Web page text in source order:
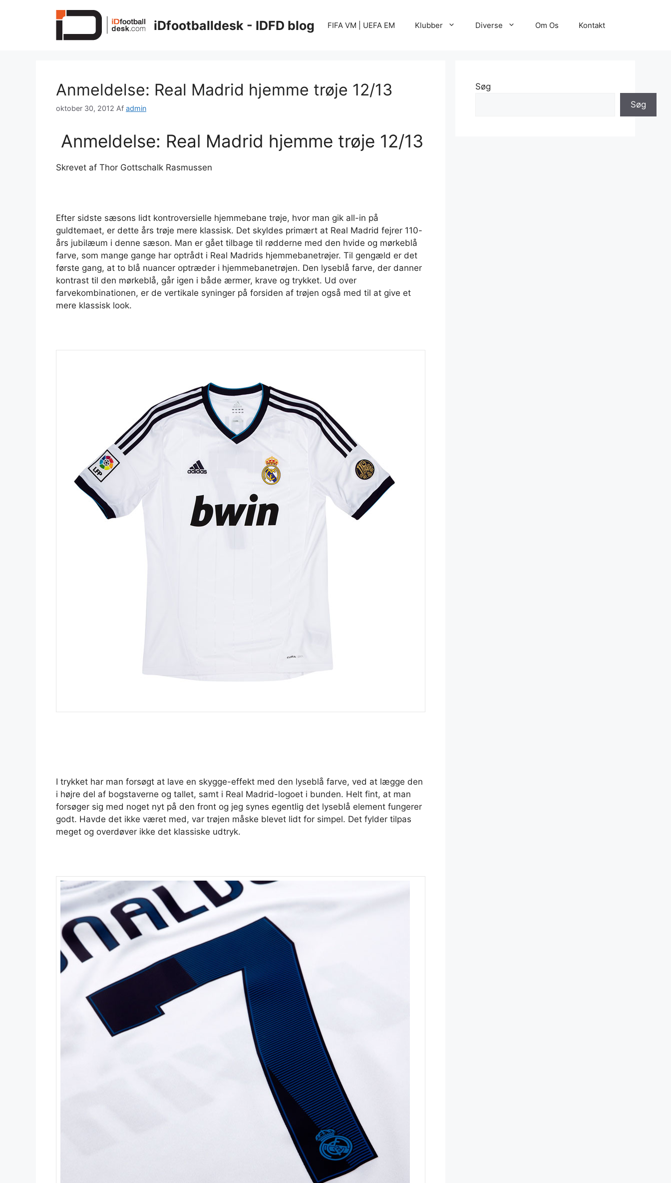
iDfootballdesk - IDFD blog FIFA VM | UEFA EM Klubber Diverse Om Os Kontakt
Anmeldelse: Real Madrid hjemme trøje 12/13
oktober 30, 2012 Af admin
Anmeldelse: Real Madrid hjemme trøje 12/13
Skrevet af Thor Gottschalk Rasmussen
Efter sidste sæsons lidt kontroversielle hjemmebane trøje, hvor man gik all-in på
guldtemaet, er dette års trøje mere klassisk. Det skyldes primært at Real Madrid fejrer 110-
års jubilæum i denne sæson. Man er gået tilbage til rødderne med den hvide og mørkeblå
farve, som mange gange har optrådt i Real Madrids hjemmebanetrøjer. Til gengæld er det
første gang, at to blå nuancer optræder i hjemmebanetrøjen. Den lyseblå farve, der danner
kontrast til den mørkeblå, går igen i både ærmer, krave og trykket. Ud over
farvekombinationen, er de vertikale syninger på forsiden af trøjen også med til at give et
mere klassisk look.
I trykket har man forsøgt at lave en skygge-effekt med den lyseblå farve, ved at lægge den
i højre del af bogstaverne og tallet, samt i Real Madrid-logoet i bunden. Helt fint, at man
forsøger sig med noget nyt på den front og jeg synes egentlig det lyseblå element fungerer
godt. Havde det ikke været med, var trøjen måske blevet lidt for simpel. Det fylder tilpas
meget og overdøver ikke det klassiske udtryk.
Søg
Søg